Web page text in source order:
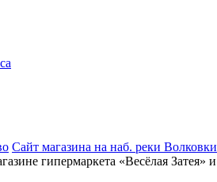
Сайт магазина на наб. реки Волковки
гипермаркета «Весёлая Затея» и